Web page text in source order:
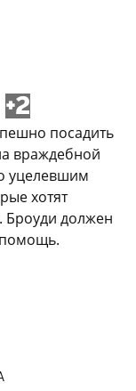
+2
посадить
враждебной
уцелевшим
хотят
Броуди должен